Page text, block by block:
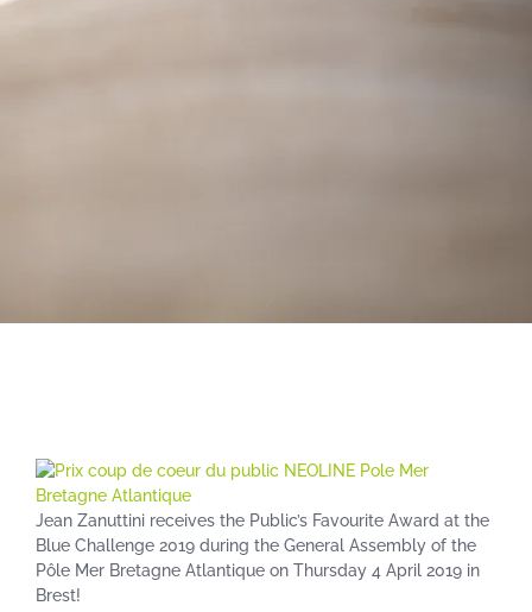
Jean Zanuttini receives the Public’s Favourite Award at the
Blue Challenge 2019 during the General Assembly of the
Pôle Mer Bretagne Atlantique on Thursday 4 April 2019 in
Brest!